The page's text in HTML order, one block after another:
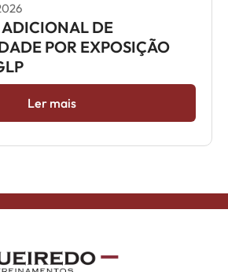
DE
POR EXPOSIÇÃO
Ler mais